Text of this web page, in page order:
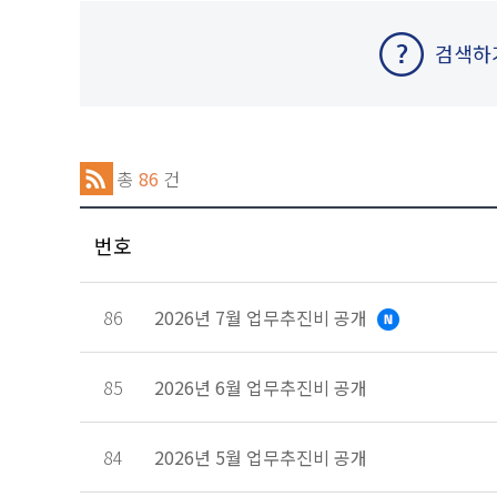
검색하
총 86 건
번호
86 2026년 7월 업무추진비 공개
85 2026년 6월 업무추진비 공개
84 2026년 5월 업무추진비 공개